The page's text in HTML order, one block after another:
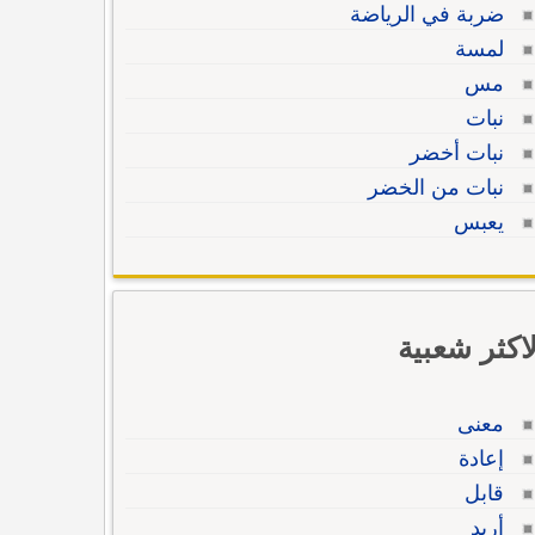
ضربة في الرياضة
لمسة
مس
نبات
نبات أخضر
نبات من الخضر
يعبس
شعبية
معنى
إعادة
قابل
أريد